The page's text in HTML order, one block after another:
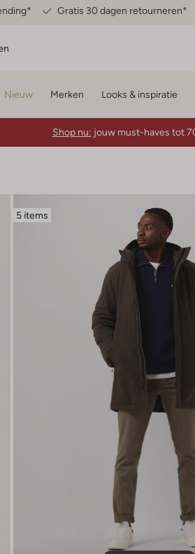
Gratis 30 dagen retourneren*
Nieuw Merken Looks & inspiratie
Shop nu: jouw must-haves tot
5 items